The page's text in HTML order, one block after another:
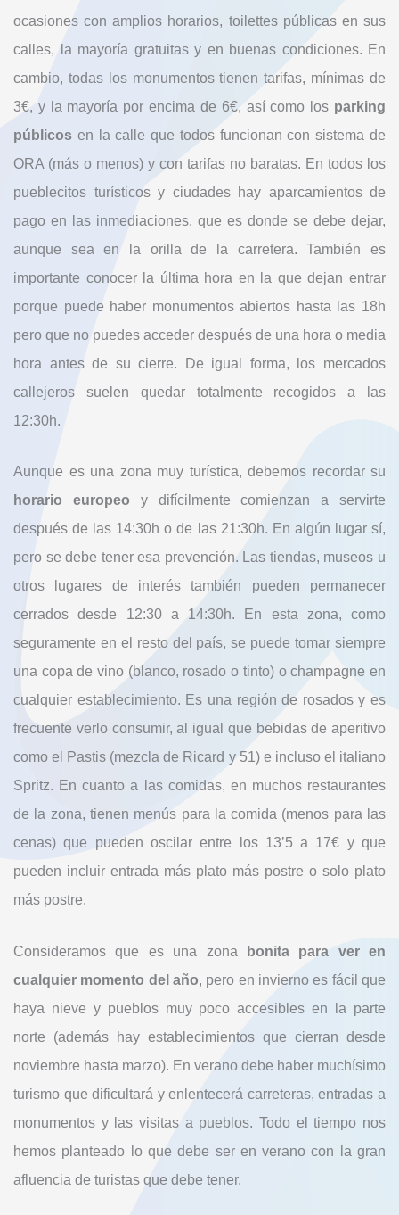
ocasiones con amplios horarios, toilettes públicas en sus
calles, la mayoría gratuitas y en buenas condiciones. En
cambio, todas los monumentos tienen tarifas, mínimas de
3€, y la mayoría por encima de 6€, así como los parking
públicos en la calle que todos funcionan con sistema de
ORA (más o menos) y con tarifas no baratas. En todos los
pueblecitos turísticos y ciudades hay aparcamientos de
pago en las inmediaciones, que es donde se debe dejar,
aunque sea en la orilla de la carretera. También es
importante conocer la última hora en la que dejan entrar
porque puede haber monumentos abiertos hasta las 18h
pero que no puedes acceder después de una hora o media
hora antes de su cierre. De igual forma, los mercados
callejeros suelen quedar totalmente recogidos a las
12:30h.
Aunque es una zona muy turística, debemos recordar su
horario europeo y difícilmente comienzan a servirte
después de las 14:30h o de las 21:30h. En algún lugar sí,
pero se debe tener esa prevención. Las tiendas, museos u
otros lugares de interés también pueden permanecer
cerrados desde 12:30 a 14:30h. En esta zona, como
seguramente en el resto del país, se puede tomar siempre
una copa de vino (blanco, rosado o tinto) o champagne en
cualquier establecimiento. Es una región de rosados y es
frecuente verlo consumir, al igual que bebidas de aperitivo
como el Pastis (mezcla de Ricard y 51) e incluso el italiano
Spritz. En cuanto a las comidas, en muchos restaurantes
de la zona, tienen menús para la comida (menos para las
cenas) que pueden oscilar entre los 13’5 a 17€ y que
pueden incluir entrada más plato más postre o solo plato
más postre.
Consideramos que es una zona
bonita para ver en
cualquier momento del año, pero en invierno es fácil que
haya nieve y pueblos muy poco accesibles en la parte
norte (además hay establecimientos que cierran desde
noviembre hasta marzo). En verano debe haber muchísimo
turismo que dificultará y enlentecerá carreteras, entradas a
monumentos y las visitas a pueblos. Todo el tiempo nos
hemos planteado lo que debe ser en verano con la gran
afluencia de turistas que debe tener.